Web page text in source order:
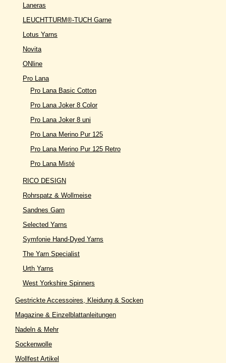
Laneras
LEUCHTTURM®-TUCH Garne
Lotus Yarns
Novita
ONline
Pro Lana
Pro Lana Basic Cotton
Pro Lana Joker 8 Color
Pro Lana Joker 8 uni
Pro Lana Merino Pur 125
Pro Lana Merino Pur 125 Retro
Pro Lana Misté
RICO DESIGN
Rohrspatz & Wollmeise
Sandnes Garn
Selected Yarns
Symfonie Hand-Dyed Yarns
The Yarn Specialist
Urth Yarns
West Yorkshire Spinners
Gestrickte Accessoires, Kleidung & Socken
Magazine & Einzelblattanleitungen
Nadeln & Mehr
Sockenwolle
Wollfest Artikel